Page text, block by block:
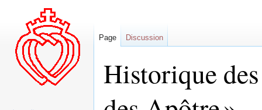
Historique
Page Discussion